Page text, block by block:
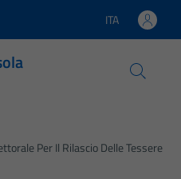
Lingua attiva:
ITA
Per Il Rilascio Delle Tessere